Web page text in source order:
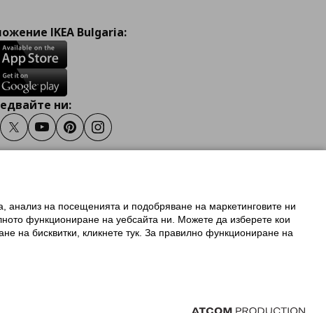
IKEA Bulgaria:
ни:
TwitterYoutubePinterestInstagram
ползване на ikea.bg
IKEA Family
анализ на посещенията и подобряване на маркетинговите ни
функциониране на уебсайта ни. Можете да изберете кои
на бисквитки, кликнете тук. За правилно функциониране на